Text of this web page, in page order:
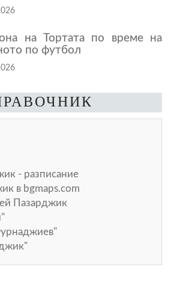
на Тортата по време на
по футбол
- разписание
в bgmaps.com
Пазарджик